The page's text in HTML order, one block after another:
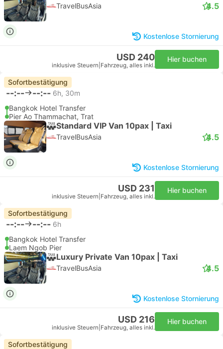
TravelBusAsia 4.5
Kostenlose Stornierung
USD 240
inklusive Steuern Fahrzeug, alles inkl.
Hier buchen
Sofortbestätigung
--:-- --:-- 6h, 30m
Bangkok Hotel Transfer
Pier Ao Thammachat, Trat
Standard VIP Van 10pax | Taxi
TravelBusAsia 4.5
Kostenlose Stornierung
USD 231
inklusive Steuern Fahrzeug, alles inkl.
Hier buchen
Sofortbestätigung
--:-- --:-- 6h
Bangkok Hotel Transfer
Laem Ngob Pier
Luxury Private Van 10pax | Taxi
TravelBusAsia 4.5
Kostenlose Stornierung
USD 216
inklusive Steuern Fahrzeug, alles inkl.
Hier buchen
Sofortbestätigung